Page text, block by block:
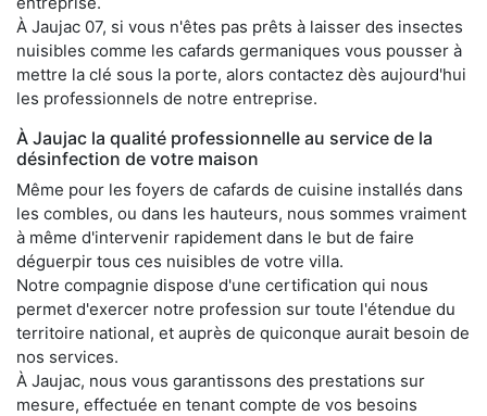
À Jaujac 07, si vous n'êtes pas prêts à laisser des insectes
nuisibles comme les cafards germaniques vous pousser à
mettre la clé sous la porte, alors contactez dès aujourd'hui
les professionnels de notre entreprise.
À Jaujac la qualité professionnelle au service de la
désinfection de votre maison
Même pour les foyers de cafards de cuisine installés dans
les combles, ou dans les hauteurs, nous sommes vraiment
à même d'intervenir rapidement dans le but de faire
déguerpir tous ces nuisibles de votre villa.
Notre compagnie dispose d'une certification qui nous
permet d'exercer notre profession sur toute l'étendue du
territoire national, et auprès de quiconque aurait besoin de
nos services.
À Jaujac, nous vous garantissons des prestations sur
mesure, effectuée en tenant compte de vos besoins